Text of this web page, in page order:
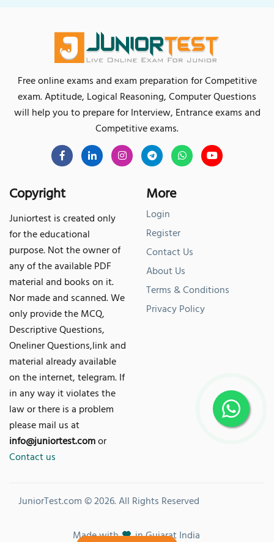
Free online exams and exam preparation for Competitive
exam. Aptitude, Logical Reasoning, Computer Questions
will help you to prepare for Interview, Entrance exams and
Competitive exams.
Copyright
Juniortest is created only
for the educational
purpose. Not the owner of
any of the available PDF
material and books on it.
Nor made and scanned. We
only provide the MCQ,
Descriptive Questions,
Oneliner Questions,link and
material already available
on the internet, telegram. If
in any way it violates the
law or there is a problem
please mail us at
info@juniortest.comor
Contact us
More
Login
Register
Contact Us
About Us
Terms & Conditions
Privacy Policy
JuniorTest.com © 2026. All Rights Reserved
Made with in Gujarat India